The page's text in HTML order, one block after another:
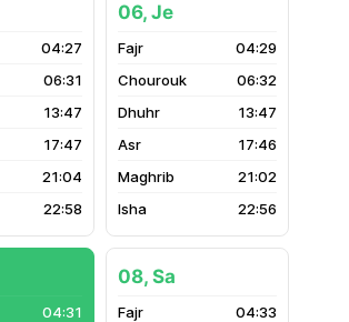
04:27
06:31
13:47
17:47
21:04
22:58
06, Je
04:29
06:32
13:47
17:46
21:02
22:56
04:31
08, Sa
04:33